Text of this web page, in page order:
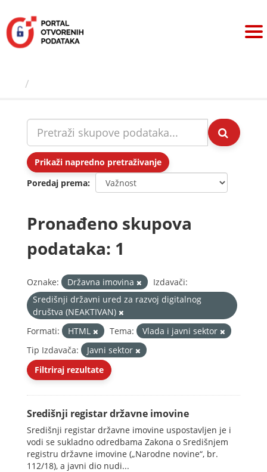
sadržaj
Prikaži napredno pretraživanje
Poredaj prema
Pronađeno skupova
podataka: 1
Oznake: Državna imovina
Izdavači:
Središnji državni ured za razvoj digitalnog
društva (NEAKTIVAN)
Formati:
HTML Tema:
Vlada i javni sektor
Tip Izdavača:
Javni sektor
Filtriraj rezultate
Središnji registar državne imovine
Središnji registar državne imovine uspostavljen je i
vodi se sukladno odredbama Zakona o Središnjem
registru državne imovine („Narodne novine“, br.
112/18), a javni dio nudi...